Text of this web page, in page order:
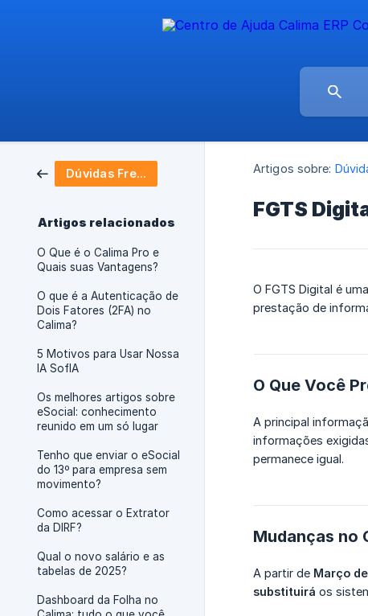
Dúvidas Frequentes
Artigos relacionados
O Que é o Calima Pro e
Quais suas Vantagens?
O que é a Autenticação de
Dois Fatores (2FA) no
Calima?
5 Motivos para Usar Nossa
IA SofIA
Os melhores artigos sobre
eSocial: conhecimento
reunido em um só lugar
Tenho que enviar o eSocial
do 13º para empresa sem
movimento?
Como acessar o Extrator
da DIRF?
Qual o novo salário e as
tabelas de 2025?
Dashboard da Folha no
Artigos sobre:
FGTS
O FGTS Digital é
prestação de
O Que Você
A principal
informações
permanece igual.
Mudanças no
A partir de Março
substituirá os